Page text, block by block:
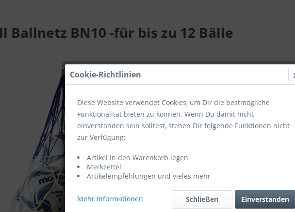
Ballnetz BN10 -für bis zu 12 Bälle
Sofort
Cookie-Richtlinien
Diese Website verwendet Cookies, um Dir die bestmögliche
Funktionalität bieten zu können. Wenn Du damit nicht
einverstanden sein solltest, stehen Dir folgende Funktionen nicht
zur Verfügung:
Artikel in den Warenkorb legen
Merkzettel
Artikelempfehlungen und vieles mehr
Mehr Informationen Einverstanden
Schließen